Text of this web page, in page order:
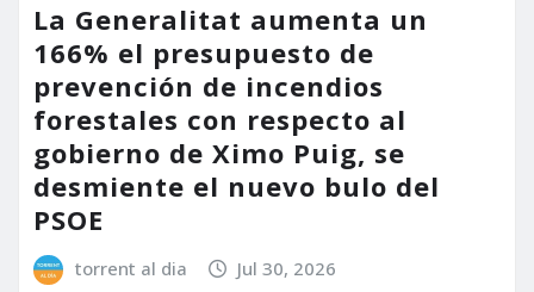
La Generalitat aumenta un
166% el presupuesto de
prevención de incendios
forestales con respecto al
gobierno de Ximo Puig, se
desmiente el nuevo bulo del
PSOE
torrent al dia Jul 30, 2026